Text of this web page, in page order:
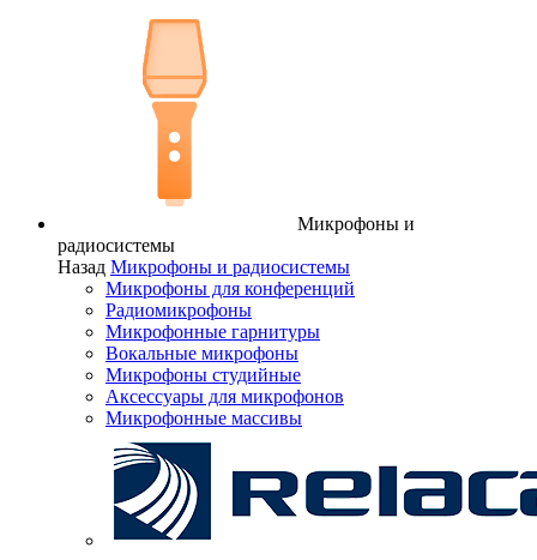
Микрофоны и
радиосистемы
Назад Микрофоны и радиосистемы
Микрофоны для конференций
Радиомикрофоны
Микрофонные гарнитуры
Вокальные микрофоны
Микрофоны студийные
Аксессуары для микрофонов
Микрофонные массивы